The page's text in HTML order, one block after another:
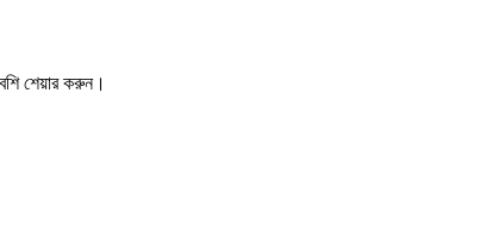
শেয়ার করুন।